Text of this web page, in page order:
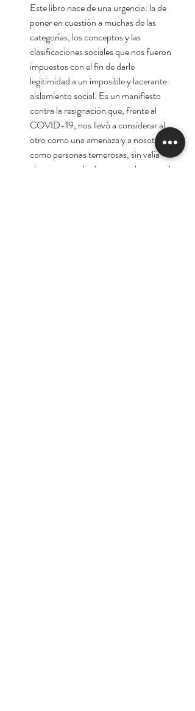
Este libro nace de una urgencia: la de
poner en cuestión a muchas de las
categorías, los conceptos y las
clasificaciones sociales que nos fueron
impuestos con el fin de darle
legitimidad a un imposible y lacerante
aislamiento social. Es un manifiesto
contra la resignación que, frente al
COVID-19, nos llevó a considerar al
otro como una amenaza y a nosotros
como personas temerosas, sin valía
alguna, que solo desean perdurar en el